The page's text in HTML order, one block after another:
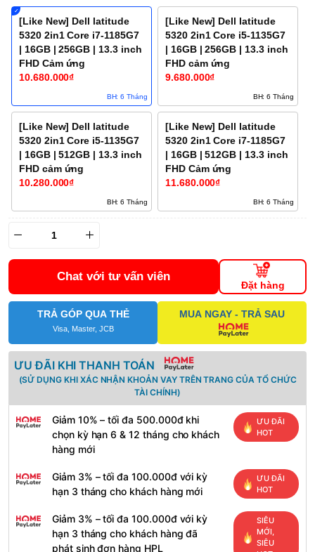
[Like New] Dell latitude
5320 2in1 Core i7-1185G7
| 16GB | 256GB | 13.3 inch
FHD Cảm ứng
10.680.000₫
BH: 6 Tháng
[Like New] Dell latitude
5320 2in1 Core i5-1135G7
| 16GB | 256GB | 13.3 inch
FHD cảm ứng
9.680.000₫
BH: 6 Tháng
[Like New] Dell latitude
5320 2in1 Core i5-1135G7
| 16GB | 512GB | 13.3 inch
FHD cảm ứng
10.280.000₫
BH: 6 Tháng
[Like New] Dell latitude
5320 2in1 Core i7-1185G7
| 16GB | 512GB | 13.3 inch
FHD Cảm ứng
11.680.000₫
BH: 6 Tháng
Chat với tư vấn viên
Đặt hàng
TRẢ GÓP QUA THẺ
Visa, Master, JCB
MUA NGAY - TRẢ SAU
ƯU ĐÃI KHI THANH TOÁN
(SỬ DỤNG KHI XÁC NHẬN KHOẢN VAY TRÊN TRANG CỦA TỔ CHỨC
TÀI CHÍNH)
Giảm 10% – tối đa 500.000đ khi
chọn kỳ hạn 6 & 12 tháng cho khách
hàng mới
ƯU ĐÃI
HOT
Giảm 3% – tối đa 100.000đ với kỳ
hạn 3 tháng cho khách hàng mới
ƯU ĐÃI
HOT
Giảm 3% – tối đa 100.000đ với kỳ
hạn 3 tháng cho khách hàng đã
phát sinh đơn hàng HPL
SIÊU
MỚI,
SIÊU